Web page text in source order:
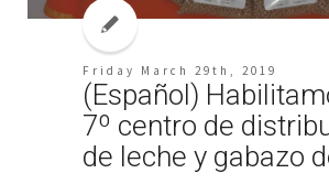
Friday March 29th, 2019
(Español)
7º centro de
de leche y gabazo